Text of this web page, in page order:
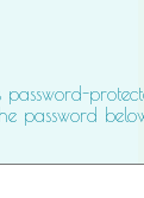
password-
password